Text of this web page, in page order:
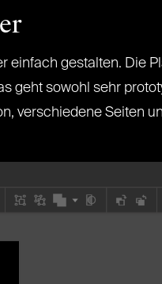
einfach gestalten. Die
geht sowohl sehr
verschiedene Seiten